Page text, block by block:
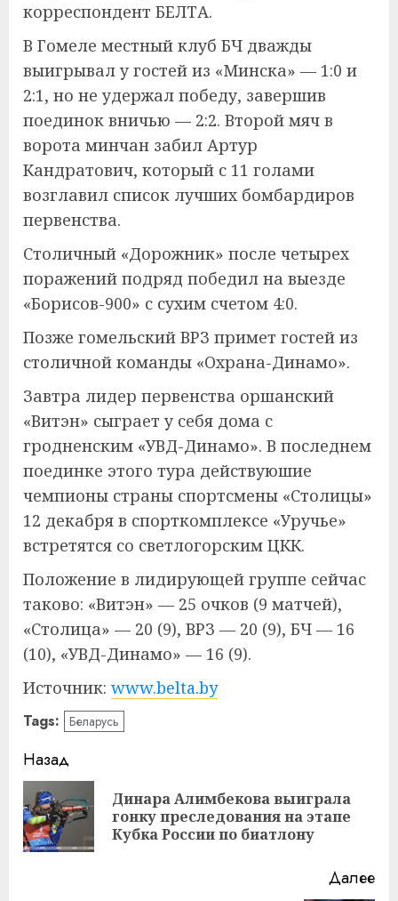
корреспондент БЕЛТА.
В Гомеле местный клуб БЧ дважды
выигрывал у гостей из «Минска» — 1:0 и
2:1, но не удержал победу, завершив
поединок вничью — 2:2. Второй мяч в
ворота минчан забил Артур
Кандратович, который с 11 голами
возглавил список лучших бомбардиров
первенства.
Столичный «Дорожник» после четырех
поражений подряд победил на выезде
«Борисов-900» с сухим счетом 4:0.
Позже гомельский ВРЗ примет гостей из
столичной команды «Охрана-Динамо».
Завтра лидер первенства оршанский
«Витэн» сыграет у себя дома с
гродненским «УВД-Динамо». В последнем
поединке этого тура действуюшие
чемпионы страны спортсмены «Столицы»
12 декабря в спорткомплексе «Уручье»
встретятся со светлогорским ЦКК.
Положение в лидирующей группе сейчас
таково: «Витэн» — 25 очков (9 матчей),
«Столица» — 20 (9), ВРЗ — 20 (9), БЧ — 16
(10), «УВД-Динамо» — 16 (9).
Источник: www.belta.by
Tags: Беларусь
Навигация
записи
Назад
Динара Алимбекова выиграла
гонку преследования на этапе
Кубка России по биатлону
Далее